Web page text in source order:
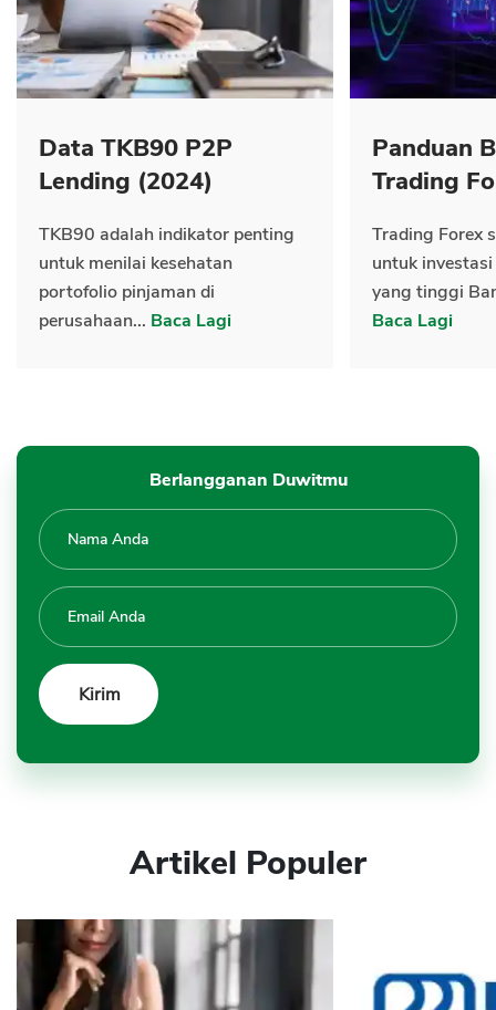
Data TKB90 P2P
Lending (2024)
TKB90 adalah indikator penting
untuk menilai kesehatan
portofolio pinjaman di
perusahaan... Baca Lagi
Panduan
Trading
Trading Forex
untuk
yang tinggi
Baca Lagi
Berlangganan Duwitmu
Artikel Populer